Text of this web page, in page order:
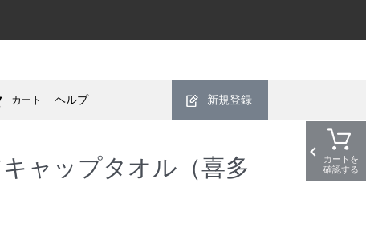
カート ヘルプ 新規登録
ャップタオル（喜多
カートを
確認する